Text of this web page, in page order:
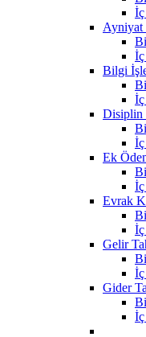
İç
İç
Bilgi
İç
Disiplin
İç
Ek
İç
Evrak
İç
Gelir
İç
Gider
İç